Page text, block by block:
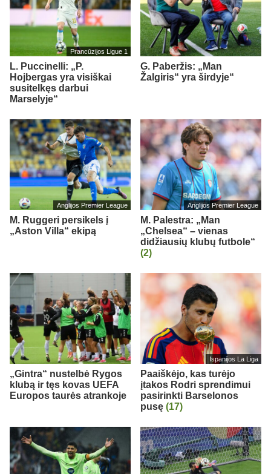
Prancūzijos Ligue 1
L. Puccinelli: „P.
Hojbergas yra visiškai
susitelkęs darbui
Marselyje“
G. Paberžis: „Man
Žalgiris“ yra širdyje“
Anglijos Premier League
M. Ruggeri persikels į
„Aston Villa“ ekipą
Anglijos Premier League
M. Palestra: „Man
„Chelsea“ – vienas
didžiausių klubų futbole“
(2)
„Gintra“ nustelbė Rygos
klubą ir tęs kovas UEFA
Europos taurės atrankoje
Ispanijos La Liga
Paaiškėjo, kas turėjo
įtakos Rodri sprendimui
pasirinkti Barselonos
pusę (17)